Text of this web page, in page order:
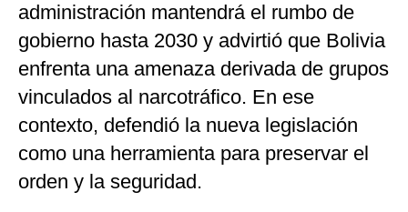
administración mantendrá el rumbo de
gobierno hasta 2030 y advirtió que Bolivia
enfrenta una amenaza derivada de grupos
vinculados al narcotráfico. En ese
contexto, defendió la nueva legislación
como una herramienta para preservar el
orden y la seguridad.